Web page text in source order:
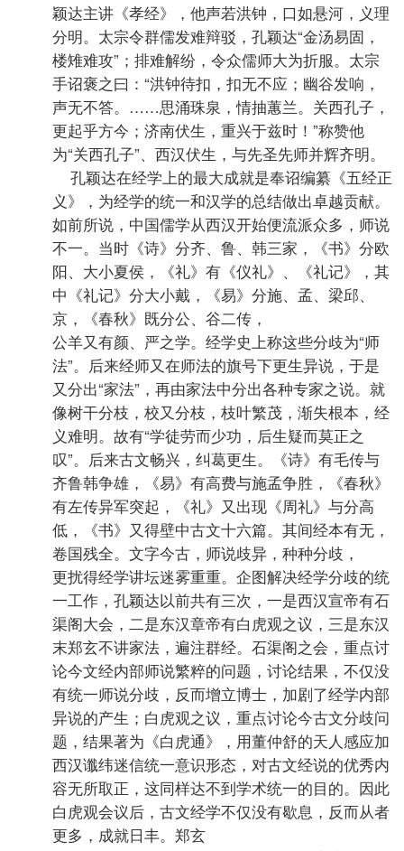
颖达主讲《孝经》，他声若洪钟，口如悬河，义理
分明。太宗令群儒发难辩驳，孔颖达“金汤易固，
楼雉难攻”；排难解纷，令众儒师大为折服。太宗
手诏褒之曰：“洪钟待扣，扣无不应；幽谷发响，
声无不答。……思涌珠泉，情抽蕙兰。关西孔子，
更起乎方今；济南伏生，重兴于兹时！”称赞他
为“关西孔子”、西汉伏生，与先圣先师并辉齐明。
孔颖达在经学上的最大成就是奉诏编纂《五经正
义》，为经学的统一和汉学的总结做出卓越贡献。
如前所说，中国儒学从西汉开始便流派众多，师说
不一。当时《诗》分齐、鲁、韩三家，《书》分欧
阳、大小夏侯，《礼》有《仪礼》、《礼记》，其
中《礼记》分大小戴，《易》分施、孟、梁邱、
京，《春秋》既分公、谷二传，
公羊又有颜、严之学。经学史上称这些分歧为“师
法”。后来经师又在师法的旗号下更生异说，于是
又分出“家法”，再由家法中分出各种专家之说。就
像树干分枝，校又分枝，枝叶繁茂，渐失根本，经
义难明。故有“学徒劳而少功，后生疑而莫正之
叹”。后来古文畅兴，纠葛更生。《诗》有毛传与
齐鲁韩争雄，《易》有高费与施孟争胜，《春秋》
有左传异军突起，《礼》又出现《周礼》与分高
低，《书》又得壁中古文十六篇。其间经本有无，
卷国残全。文字今古，师说歧异，种种分歧，
更扰得经学讲坛迷雾重重。企图解决经学分歧的统
一工作，孔颖达以前共有三次，一是西汉宣帝有石
渠阁大会，二是东汉章帝有白虎观之议，三是东汉
末郑玄不讲家法，遍注群经。石渠阁之会，重点讨
论今文经内部师说繁粹的问题，讨论结果，不仅没
有统一师说分歧，反而增立博士，加剧了经学内部
异说的产生；白虎观之议，重点讨论今古文分歧问
题，结果著为《白虎通》，用董仲舒的天人感应加
西汉谶纬迷信统一意识形态，对古文经说的优秀内
容无所取正，这同样达不到学术统一的目的。因此
白虎观会议后，古文经学不仅没有歇息，反而从者
更多，成就日丰。郑玄